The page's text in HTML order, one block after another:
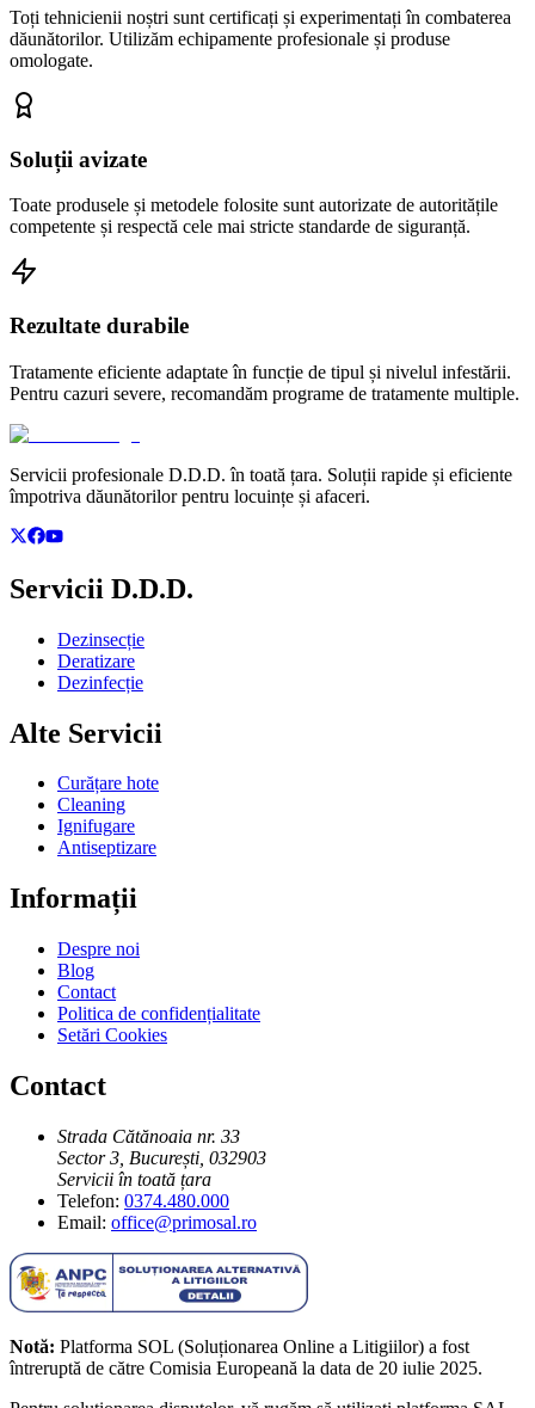
Toți tehnicienii noștri sunt certificați și experimentați în combaterea
dăunătorilor. Utilizăm echipamente profesionale și produse
omologate.
Soluții avizate
Toate produsele și metodele folosite sunt autorizate de autoritățile
competente și respectă cele mai stricte standarde de siguranță.
Rezultate durabile
Tratamente eficiente adaptate în funcție de tipul și nivelul infestării.
Pentru cazuri severe, recomandăm programe de tratamente multiple.
Servicii profesionale D.D.D. în toată țara. Soluții rapide și eficiente
împotriva dăunătorilor pentru locuințe și afaceri.
Servicii D.D.D.
Dezinsecție
Deratizare
Dezinfecție
Alte Servicii
Curățare hote
Cleaning
Ignifugare
Antiseptizare
Informații
Despre noi
Blog
Contact
Politica de confidențialitate
Setări Cookies
Contact
Strada Cătănoaia nr. 33
Sector 3, București, 032903
Servicii în toată țara
Telefon: 0374.480.000
Email: office@primosal.ro
Notă: Platforma SOL (Soluționarea Online a Litigiilor) a fost
întreruptă de către Comisia Europeană la data de 20 iulie 2025.